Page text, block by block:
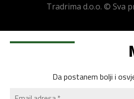
Tradrima d.o.o. © Sva
Da postanem bolji i